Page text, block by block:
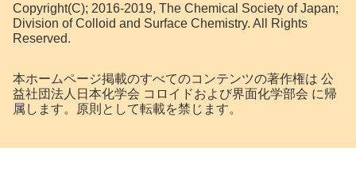
Copyright(C); 2016-2019, The Chemical Society of Japan;
Division of Colloid and Surface Chemistry. All Rights
Reserved.
本ホームページ掲載のすべてのコンテンツの著作権は 公
益社団法人日本化学会 コロイドおよび界面化学部会 に帰
属します。原則として転載を禁じます。